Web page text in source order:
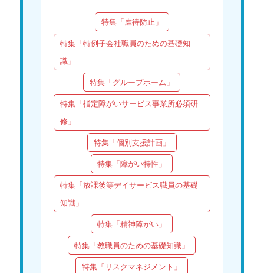
特集「虐待防止」
特集「特例子会社職員のための基礎知
識」
特集「グループホーム」
特集「指定障がいサービス事業所必須研
修」
特集「個別支援計画」
特集「障がい特性」
特集「放課後等デイサービス職員の基礎
知識」
特集「精神障がい」
特集「教職員のための基礎知識」
特集「リスクマネジメント」